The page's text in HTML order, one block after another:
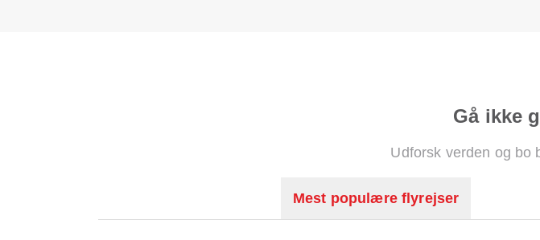
Gå ikke
Udforsk verden og bo
Mest populære flyrejser